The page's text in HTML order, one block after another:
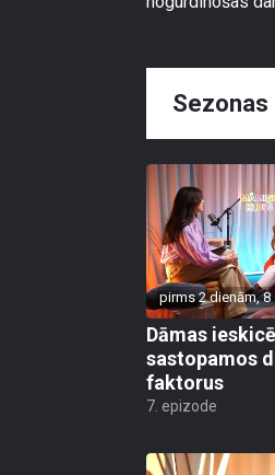
Sezonas
pirms 2 dienām,
Dāmas
sastopamos
faktorus
7. epizode